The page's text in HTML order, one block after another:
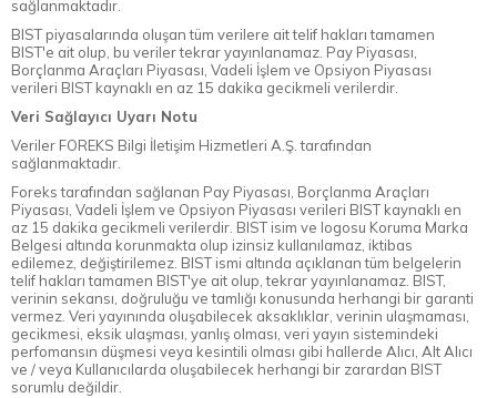
sağlanmaktadır.
BIST piyasalarında oluşan tüm verilere ait telif hakları tamamen
BIST'e ait olup, bu veriler tekrar yayınlanamaz. Pay Piyasası,
Borçlanma Araçları Piyasası, Vadeli İşlem ve Opsiyon Piyasası
verileri BIST kaynaklı en az 15 dakika gecikmeli verilerdir.
Veri Sağlayıcı Uyarı Notu
Veriler FOREKS Bilgi İletişim Hizmetleri A.Ş. tarafından
sağlanmaktadır.
Foreks tarafından sağlanan Pay Piyasası, Borçlanma Araçları
Piyasası, Vadeli İşlem ve Opsiyon Piyasası verileri BIST kaynaklı en
az 15 dakika gecikmeli verilerdir. BIST isim ve logosu Koruma Marka
Belgesi altında korunmakta olup izinsiz kullanılamaz, iktibas
edilemez, değiştirilemez. BIST ismi altında açıklanan tüm belgelerin
telif hakları tamamen BIST'ye ait olup, tekrar yayınlanamaz. BIST,
verinin sekansı, doğruluğu ve tamlığı konusunda herhangi bir garanti
vermez. Veri yayınında oluşabilecek aksaklıklar, verinin ulaşmaması,
gecikmesi, eksik ulaşması, yanlış olması, veri yayın sistemindeki
perfomansın düşmesi veya kesintili olması gibi hallerde Alıcı, Alt Alıcı
ve / veya Kullanıcılarda oluşabilecek herhangi bir zarardan BIST
sorumlu değildir.